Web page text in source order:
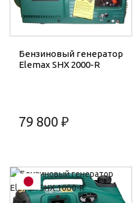
Бензиновый генератор
Elemax SHX 2000-R
79 800 ₽